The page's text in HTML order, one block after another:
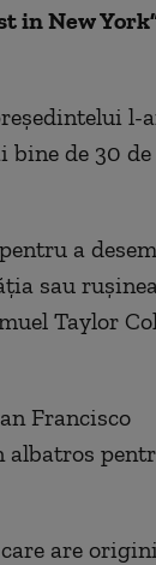
in New
l-
bine de 30
a
sau
Taylor
Francisco
are